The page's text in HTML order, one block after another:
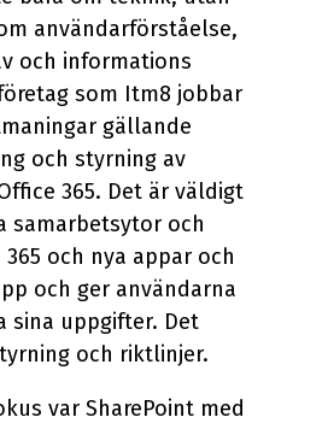
användarförståelse,
och informations
som Itm8 jobbar
gällande
och styrning av
365. Det är väldigt
samarbetsytor och
och nya appar och
och ger användarna
sina uppgifter. Det
och riktlinjer.
var SharePoint med